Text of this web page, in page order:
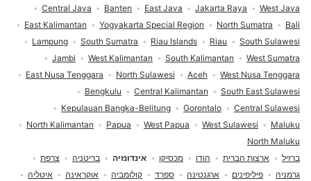
ברזיל ארצות הברית הודו מכסיקו אינדונזיה בריטניה
צרפת
גרמניה
פיליפינים ארגנטינה ספרד קולומביה אוקראינה
איטליה
West Java
Jakarta Raya
East Java
Banten
Central Java
Bali
North Sumatra
Yogyakarta Special Region
East Kalimantan
South Sulawesi
Riau
Riau Islands
South Sumatra
Lampung
West Sumatra
South Kalimantan
West Kalimantan
Jambi
West Nusa Tenggara
Aceh
North Sulawesi
East Nusa Tenggara
South East Sulawesi
Central Kalimantan
Bengkulu
Central Sulawesi
Gorontalo
Kepulauan Bangka-Belitung
Maluku
West Sulawesi
West Papua
Papua
North Kalimantan
North Maluku